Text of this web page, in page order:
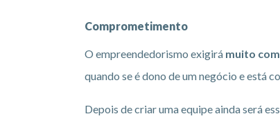
Comprometimento
O empreendedorismo exigirá muito
quando se é dono de um negócio e está
Depois de criar uma equipe ainda será